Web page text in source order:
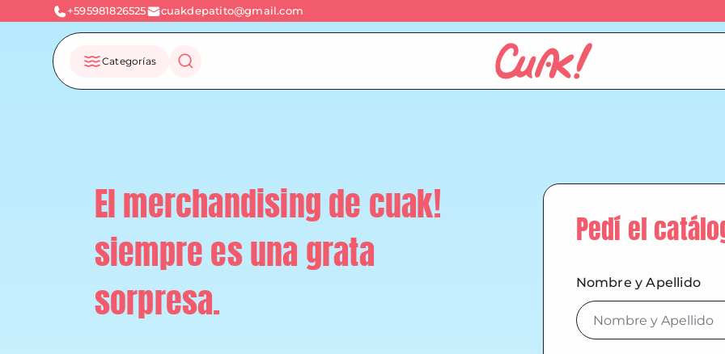
+595981826525 cuakdepatito@gmail.com
Categorías
El merchandising de cuak!
siempre es una grata
sorpresa.
Pedí el
Nombre y Apellido